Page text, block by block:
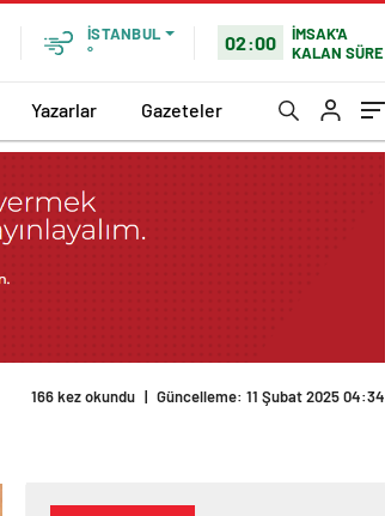
İSTANBUL
°
02:00
İMSAK'A
KALAN SÜRE
Yazarlar Gazeteler
166 kez okundu | Güncelleme: 11 Şubat 2025 04:34